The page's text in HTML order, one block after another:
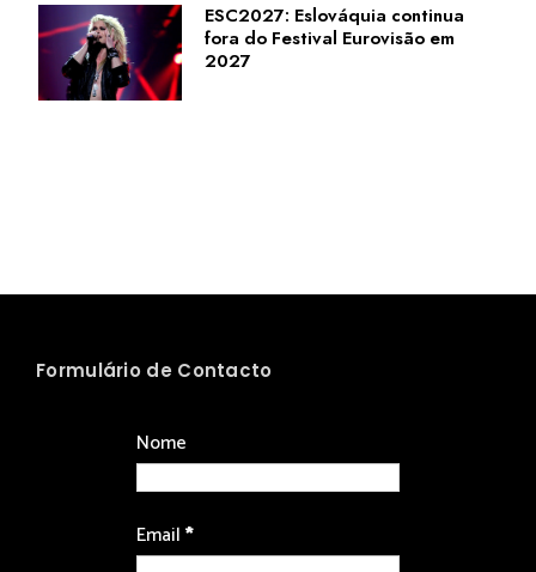
ESC2027: Eslováquia continua
fora do Festival Eurovisão em
2027
Formulário de Contacto
Nome
Email*